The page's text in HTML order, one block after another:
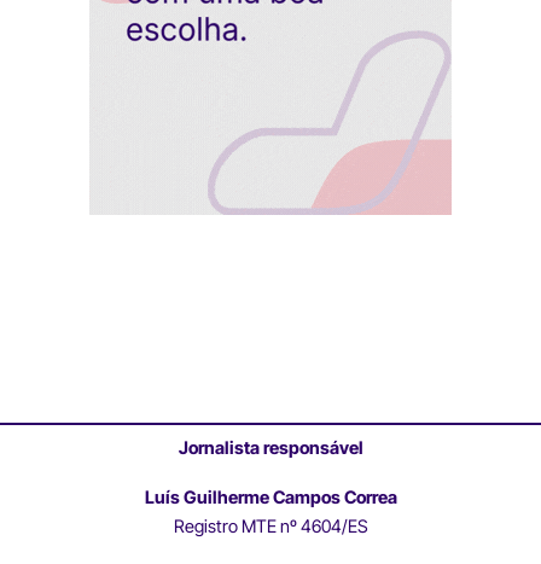
Jornalista responsável
Luís Guilherme Campos Correa
Registro MTE nº 4604/ES